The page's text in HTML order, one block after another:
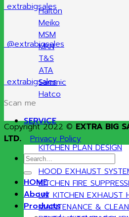
Halton
Meiko
MSM
MKN
T&S
ATA
Sammic
Hatco
SERVICE
KITCHEN PLAN DESIGN
GAS SYSTEMS
HOOD EXHAUST
KITCHEN FIRE
UV KITCHEN EXHAUST
MAINTENANCE &
extrabigsales
@extrabigsales
extrabigsales
Scan me
Copyright 2022 © EXTRA BIG
LTD.
Privacy Policy
Search
for:
HOME
About
Products